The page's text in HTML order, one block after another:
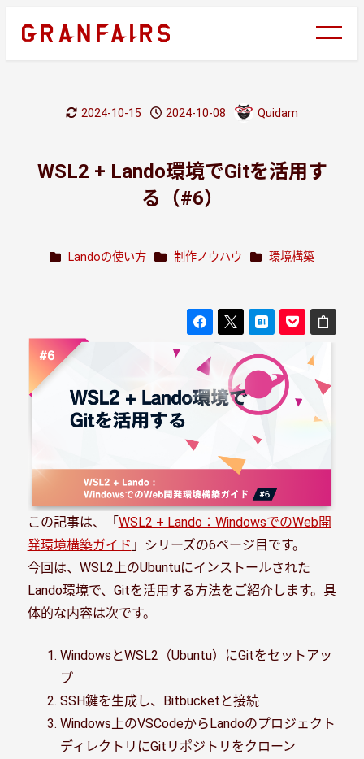
更新日
2024-10-15
投稿日
2024-10-08
著
Quidam
WSL2 + Lando環境でGitを活用す
る（#6）
Blogのカテゴリ
Landoの使い方 Blogのカテゴリ
制作ノウハウ Blogのカテゴリ
環境構築
この記事は、「 WSL2 + Lando：WindowsでのWeb開
発環境構築ガイド 」シリーズの6ページ目です。
今回は、WSL2上のUbuntuにインストールされた
Lando環境で、Gitを活用する方法をご紹介します。具
体的な内容は次です。
WindowsとWSL2（Ubuntu）にGitをセットアッ
プ
SSH鍵を生成し、Bitbucketと接続
Windows上のVSCodeからLandoのプロジェクト
ディレクトリにGitリポジトリをクローン